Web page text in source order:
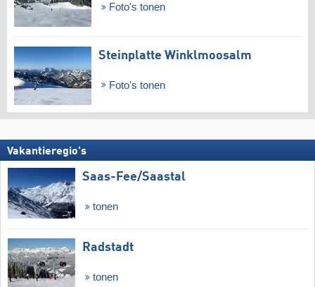
Foto's tonen
Steinplatte Winklmoosalm
Foto's tonen
Vakantieregio's
Saas-Fee/​Saastal
tonen
Radstadt
tonen